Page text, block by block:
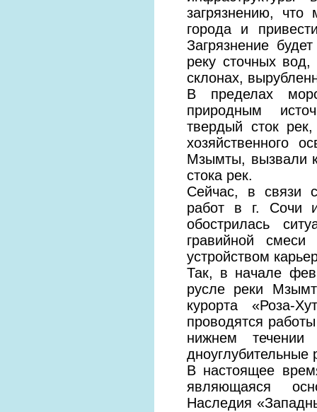
загрязнению, что
города и
Загрязнение
реку сточных
склонах,
В пределах
природным
твердый сток
хозяйственного
Мзымты, вызвали
стока рек.
Сейчас, в связи с
работ в г. Сочи
обострилась
гравийной
устройством
Так, в начале
русле реки
курорта «Роза-
проводятся
нижнем
дноуглубительные
В настоящее
являющаяся
Наследия